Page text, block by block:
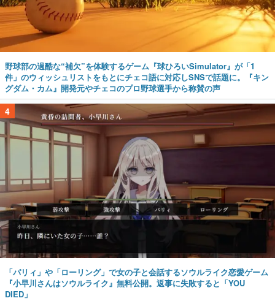
野球部の過酷な“補欠”を体験するゲーム『球ひろいSimulator』が「1
件」のウィッシュリストをもとにチェコ語に対応しSNSで話題に。『キン
グダム・カム』開発元やチェコのプロ野球選手から称賛の声
4
「パリィ」や「ローリング」で女の子と会話するソウルライク恋愛ゲーム
『小早川さんはソウルライク』無料公開。返事に失敗すると「YOU
DIED」